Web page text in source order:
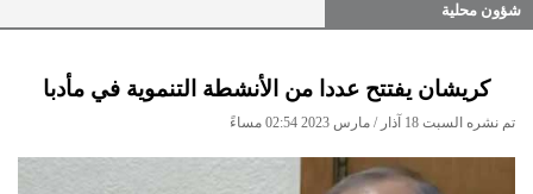
شؤون محلية
كريشان يفتتح عددا من الأنشطة التنموية في مأدبا
تم نشره السبت 18 آذار / مارس 2023 02:54 مساءً